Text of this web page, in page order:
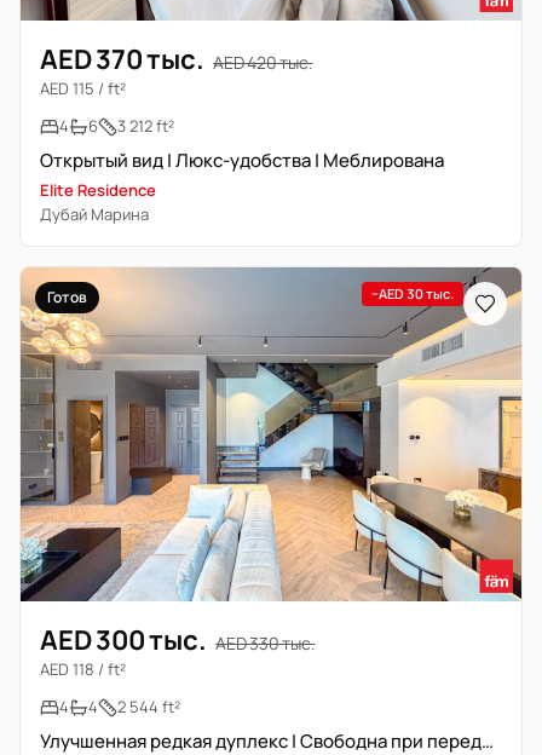
AED 370 тыс. AED 420 тыс.
AED 115 / ft²
4
6 3 212 ft²
Открытый вид | Люкс-удобства | Меблирована
Elite Residence
Дубай Марина
Готов −AED 30 тыс.
AED 300 тыс. AED 330 тыс.
AED 118 / ft²
4
4 2 544 ft²
Улучшенная редкая дуплекс | Свободна при передаче